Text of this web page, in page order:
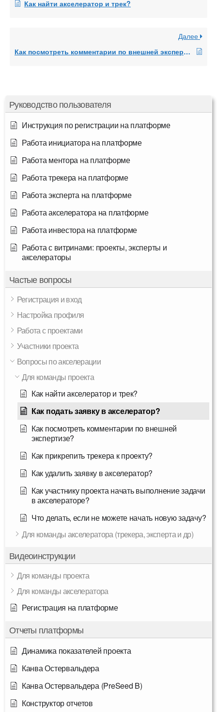
Руководство пользователя
Инструкция по регистрации на платформе
Работа инициатора на платформе
Работа ментора на платформе
Работа трекера на платформе
Работа эксперта на платформе
Работа акселератора на платформе
Работа инвестора на платформе
Работа с витринами: проекты, эксперты и
акселераторы
Частые вопросы
Регистрация и вход
Настройка профиля
Работа с проектами
Участники проекта
Вопросы по акселерации
Для команды проекта
Как найти акселератор и трек?
Как подать заявку в акселератор?
Как посмотреть комментарии по внешней
экспертизе?
Как прикрепить трекера к проекту?
Как удалить заявку в акселератор?
Как участнику проекта начать выполнение задачи
в акселераторе?
Что делать, если не можете начать новую задачу?
Для команды акселератора (трекера, эксперта и др)
Видеоинструкции
Для команды проекта
Для команды акселератора
Регистрация на платформе
Отчеты платформы
Динамика показателей проекта
Канва Остервальдера
Канва Остервальдера (PreSeed B)
Конструктор отчетов
Как найти акселератор и трек?
Далее
Как посмотреть комментарии по внешней экспертизе?